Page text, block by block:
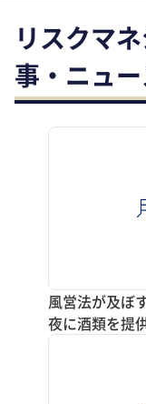
リスクマ
事・ニュ
風営法が及ぼ
夜に酒類を提